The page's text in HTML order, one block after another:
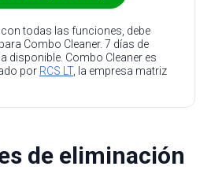
todas las funciones, debe
Combo Cleaner. 7 días de
disponible. Combo Cleaner es
por RCS LT, la empresa matriz
de eliminación